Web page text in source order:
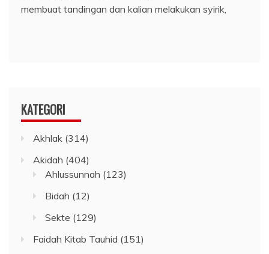
membuat tandingan dan kalian melakukan syirik,
KATEGORI
Akhlak (314)
Akidah (404)
Ahlussunnah (123)
Bidah (12)
Sekte (129)
Faidah Kitab Tauhid (151)